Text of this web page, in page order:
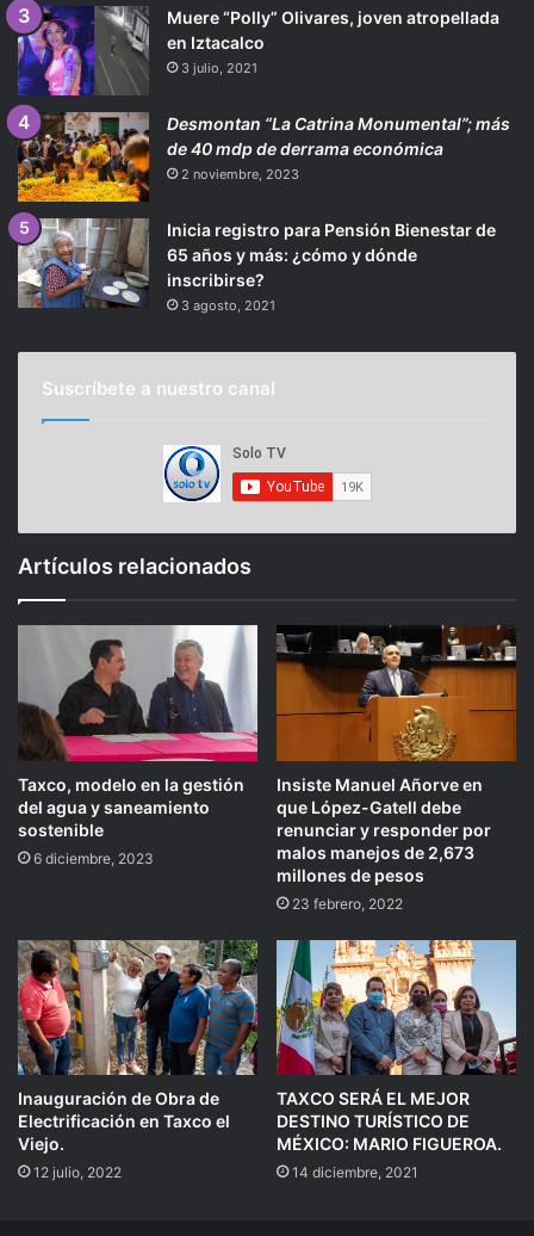
Muere “Polly” Olivares, joven atropellada
en Iztacalco
3 julio, 2021
Desmontan “La Catrina Monumental”; más
de 40 mdp de derrama económica
2 noviembre, 2023
Inicia registro para Pensión Bienestar de
65 años y más: ¿cómo y dónde
inscribirse?
3 agosto, 2021
Suscríbete a nuestro canal
Artículos relacionados
Taxco, modelo en la gestión
del agua y saneamiento
sostenible
6 diciembre, 2023
Insiste Manuel Añorve en
que López-Gatell debe
renunciar y responder por
malos manejos de 2,673
millones de pesos
23 febrero, 2022
Inauguración de Obra de
Electrificación en Taxco el
Viejo.
12 julio, 2022
TAXCO SERÁ EL MEJOR
DESTINO TURÍSTICO DE
MÉXICO: MARIO FIGUEROA.
14 diciembre, 2021